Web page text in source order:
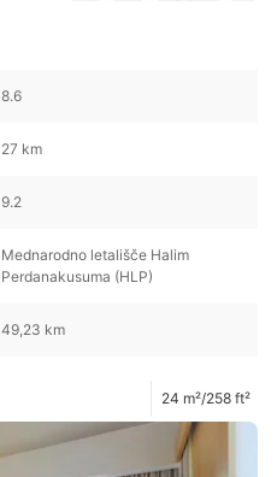
8.6
27 km
9.2
Mednarodno letališče Halim
Perdanakusuma (HLP)
49,23 km
24 m²/258 ft²